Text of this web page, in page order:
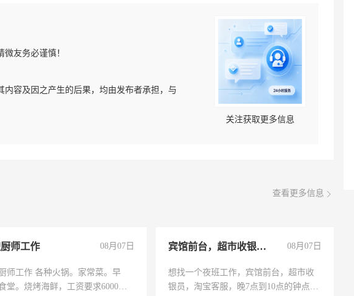
友务必谨慎！
容及因之产生的后果，均由发布者承担，与
关注获取更多信息
查看更多信息
师工作 08月07日
师工作 各种火锅。家常菜。早
堂。烧烤海鲜，工资要求6000以
宾馆前台，超市收银员，淘宝客服 08月07日
想找一个夜班工作，宾馆前台，超市收
银员，淘宝客服，晚7点到10点的钟点